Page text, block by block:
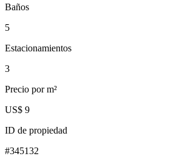
Baños
5
Estacionamientos
3
Precio por m²
US$ 9
ID de propiedad
#345132